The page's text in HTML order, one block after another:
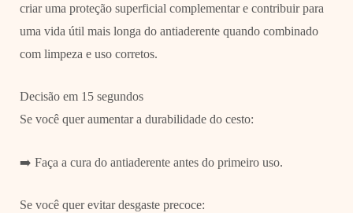
criar uma proteção superficial complementar e contribuir para
uma vida útil mais longa do antiaderente quando combinado
com limpeza e uso corretos.
Decisão em 15 segundos
Se você quer aumentar a durabilidade do cesto:
➡️ Faça a cura do antiaderente antes do primeiro uso.
Se você quer evitar desgaste precoce: